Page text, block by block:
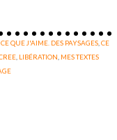
,CE QUE J'AIME. DES PAYSAGES ,CE
LIBÉRATION MES TEXTES